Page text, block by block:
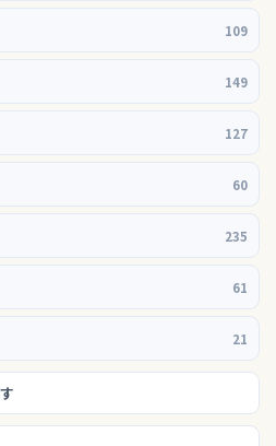
109
149
127
60
235
61
21